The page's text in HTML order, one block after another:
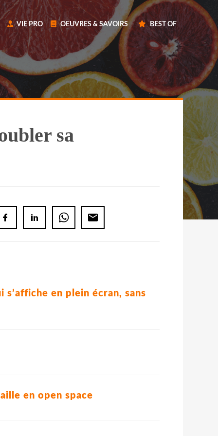
VIE PRO OEUVRES & SAVOIRS BEST OF
sa
en plein écran, sans
en open space